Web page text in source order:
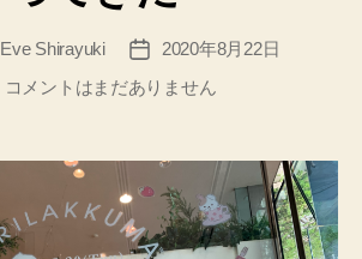
Eve Shirayuki
投
稿
日
2020年8月22日
コ
ッ
マ
ス
コメントはまだありません